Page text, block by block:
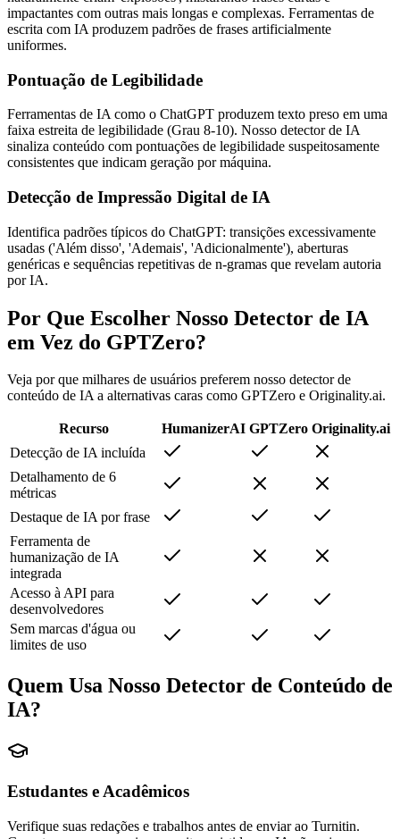
impactantes com outras mais longas e complexas. Ferramentas de
escrita com IA produzem padrões de frases artificialmente
uniformes.
Pontuação de Legibilidade
Ferramentas de IA como o ChatGPT produzem texto preso em uma
faixa estreita de legibilidade (Grau 8-10). Nosso detector de IA
sinaliza conteúdo com pontuações de legibilidade suspeitosamente
consistentes que indicam geração por máquina.
Detecção de Impressão Digital de IA
Identifica padrões típicos do ChatGPT: transições excessivamente
usadas ('Além disso', 'Ademais', 'Adicionalmente'), aberturas
genéricas e sequências repetitivas de n-gramas que revelam autoria
por IA.
Por Que Escolher Nosso Detector de IA
em Vez do GPTZero?
Veja por que milhares de usuários preferem nosso detector de
conteúdo de IA a alternativas caras como GPTZero e Originality.ai.
Recurso HumanizerAI GPTZero Originality.ai
Detecção de IA incluída
Detalhamento de 6
métricas
Destaque de IA por frase
Ferramenta de
humanização de IA
integrada
Acesso à API para
desenvolvedores
Sem marcas d'água ou
limites de uso
Quem Usa Nosso Detector de Conteúdo de
IA?
Estudantes e Acadêmicos
Verifique suas redações e trabalhos antes de enviar ao Turnitin.